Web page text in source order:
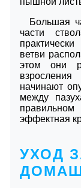
Большая
части
ветви
этом они
начинают
между
эффектная
УХОД